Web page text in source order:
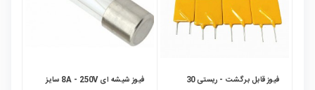
فیوز قابل برگشت - ریستی 30 فیوز شیشه ای 8A - 250V سایز